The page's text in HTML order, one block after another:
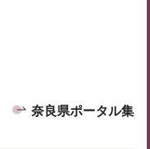
奈良県ポータル集